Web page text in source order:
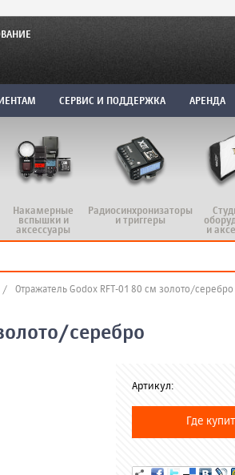
СЕРВИС И ПОДДЕРЖКА АРЕНДА
Накамерные
вспышки и
аксессуары
Радиосинхронизаторы
и триггеры
и
/ Отражатель Godox RFT-01 80 см золото/серебро
серебро
Артикул:
Где